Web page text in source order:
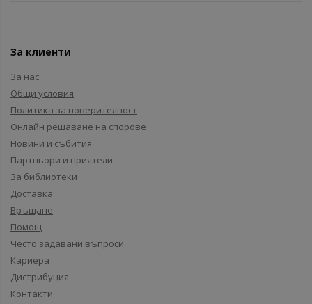
За клиенти
За нас
Общи условия
Политика за поверителност
Онлайн решаване на спорове
Новини и събития
Партньори и приятели
За библиотеки
Доставка
Връщане
Помощ
Често задавани въпроси
Кариера
Дистрибуция
Контакти